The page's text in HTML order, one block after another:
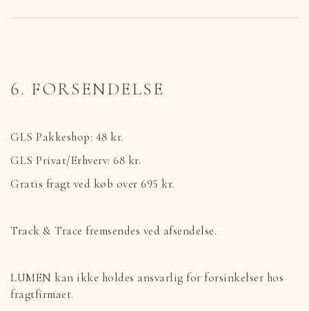
6. FORSENDELSE
GLS Pakkeshop: 48 kr.
GLS Privat/Erhverv: 68 kr.
Gratis fragt ved køb over 695 kr.
Track & Trace fremsendes ved afsendelse.
LUMEN kan ikke holdes ansvarlig for forsinkelser hos
fragtfirmaet.